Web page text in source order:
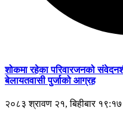
शोकमा रहेका परिवारजनको
बेलायतवासी पुर्जाको आग्रह
२०८३ श्रावण २१, बिहीबार १९:१७